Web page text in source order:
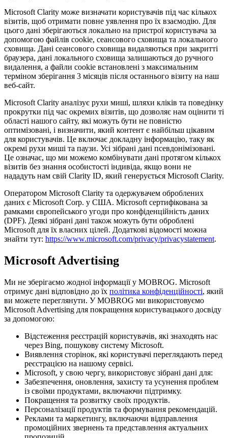
Microsoft Clarity може визначати користувачів під час кількох
візитів, щоб отримати повне уявлення про їх взаємодію. Для
цього дані зберігаються локально на пристрої користувача за
допомогою файлів cookie, сеансового сховища та локального
сховища. Дані сеансового сховища видаляються при закритті
браузера, дані локального сховища залишаються до ручного
видалення, а файли cookie встановлені з максимальним
терміном зберігання 3 місяців після останнього візиту на наш
веб-сайт.
Microsoft Clarity аналізує рухи миші, шляхи кліків та поведінку
прокрутки під час окремих візитів, що дозволяє нам оцінити ті
області нашого сайту, які можуть бути не повністю
оптимізовані, і визначити, який контент є найбільш цікавим
для користувачів. Це включає докладну інформацію, таку як
окремі рухи миші та паузи. Усі зібрані дані псевдонімізовані.
Це означає, що ми можемо комбінувати дані протягом кількох
візитів без знання особистості індивіда, якщо вони не
нададуть нам свій Clarity ID, який генерується Microsoft Clarity.
Оператором Microsoft Clarity та одержувачем оброблених
даних є Microsoft Corp. у США. Microsoft сертифікована за
рамками європейського угоди про конфіденційність даних
(DPF). Деякі зібрані дані також можуть бути оброблені
Microsoft для їх власних цілей. Додаткові відомості можна
знайти тут: https://www.microsoft.com/privacy/privacystatement.
Microsoft Advertising
Ми не зберігаємо жодної інформації у MOBROG. Microsoft
отримує дані відповідно до їх політика конфіденційності, який
ви можете переглянути. У MOBROG ми використовуємо
Microsoft Advertising для покращення користувацького досвіду
за допомогою:
Відстеження реєстрацій користувачів, які знаходять нас
через Bing, пошукову систему Microsoft.
Виявлення сторінок, які користувачі переглядають перед
реєстрацією на нашому сервісі.
Microsoft, у свою чергу, використовує зібрані дані для:
Забезпечення, оновлення, захисту та усунення проблем
із своїми продуктами, включаючи підтримку.
Покращення та розвитку своїх продуктів.
Персоналізації продуктів та формування рекомендацій.
Реклами та маркетингу, включаючи відправлення
промоційних звернень та представлення актуальних